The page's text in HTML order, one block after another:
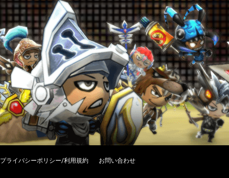
プライバシーポリシー/利用規約 お問い合わせ